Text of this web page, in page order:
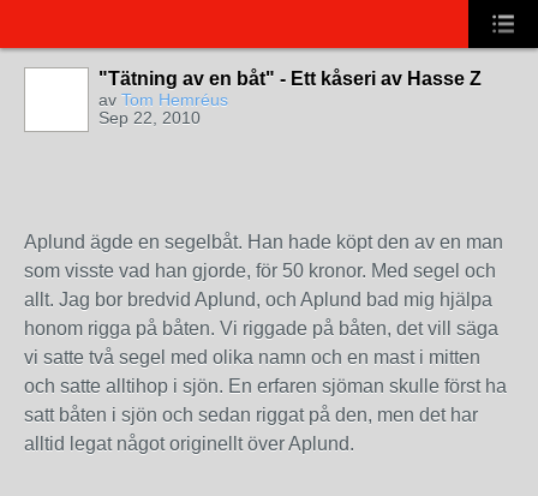
"Tätning av en båt" - Ett kåseri av Hasse Z
av Tom Hemréus
Sep 22, 2010
Aplund ägde en segelbåt. Han hade köpt den av en man
som visste vad han gjorde, för 50 kronor. Med segel och
allt. Jag bor bredvid Aplund, och Aplund bad mig hjälpa
honom rigga på båten. Vi riggade på båten, det vill säga
vi satte två segel med olika namn och en mast i mitten
och satte alltihop i sjön. En erfaren sjöman skulle först ha
satt båten i sjön och sedan riggat på den, men det har
alltid legat något originellt över Aplund.